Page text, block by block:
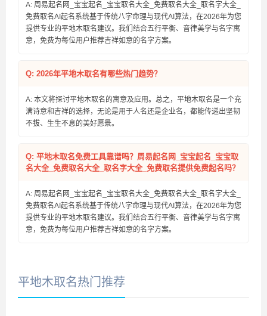
A: 周易起名网_宝宝起名_宝宝取名大全_免费取名大全_取名字大全_
免费取名AI起名系统基于传统八字命理与现代AI算法，在2026年为您
提供专业的平地木取名建议。我们结合五行平衡、音律美学与名字寓
意，免费为每位用户推荐吉祥如意的名字方案。
Q: 2026年平地木取名有哪些热门趋势？
A: 本文将探讨平地木取名的寓意及应用。总之，平地木取名是一个充
满诗意和吉祥的选择，无论是用于人名还是企业名，都能传递出坚韧
不拔、生生不息的美好愿景。
Q: 平地木取名免费工具靠谱吗？周易起名网_宝宝起名_宝宝取
名大全_免费取名大全_取名字大全_免费取名提供免费起名吗？
A: 周易起名网_宝宝起名_宝宝取名大全_免费取名大全_取名字大全_
免费取名AI起名系统基于传统八字命理与现代AI算法，在2026年为您
提供专业的平地木取名建议。我们结合五行平衡、音律美学与名字寓
意，免费为每位用户推荐吉祥如意的名字方案。
平地木取名热门推荐